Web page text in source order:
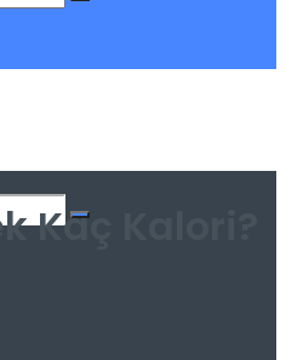
Kaç Kalori?